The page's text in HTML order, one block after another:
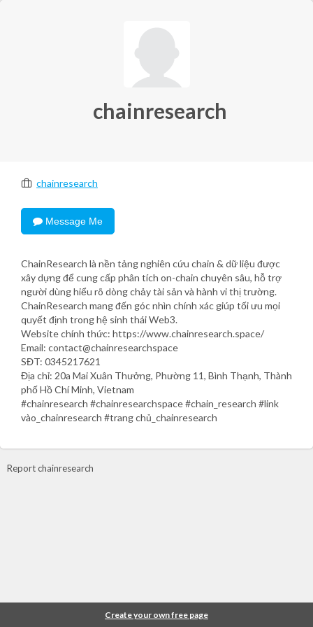
chainresearch
chainresearch
Message Me
ChainResearch là nền tảng nghiên cứu chain & dữ liệu được
xây dựng để cung cấp phân tích on-chain chuyên sâu, hỗ trợ
người dùng hiểu rõ dòng chảy tài sản và hành vi thị trường.
ChainResearch mang đến góc nhìn chính xác giúp tối ưu mọi
quyết định trong hệ sinh thái Web3.
Website chính thức: https://www.chainresearch.space/
Email: contact@chainresearchspace
SĐT: 0345217621
Địa chỉ: 20a Mai Xuân Thưởng, Phường 11, Bình Thạnh, Thành
phố Hồ Chí Minh, Vietnam
#chainresearch #chainresearchspace #chain_research #link
vào_chainresearch #trang chủ_chainresearch
Report chainresearch
Create your own free page